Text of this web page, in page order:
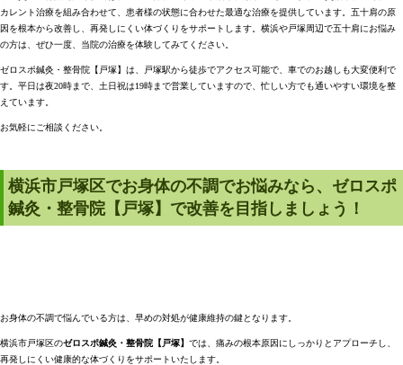
カレント治療を組み合わせて、患者様の状態に合わせた最適な治療を提供しています。五十肩の原
因を根本から改善し、再発しにくい体づくりをサポートします。横浜や戸塚周辺で五十肩にお悩み
の方は、ぜひ一度、当院の治療を体験してみてください。
ゼロスポ鍼灸・整骨院【戸塚】は、戸塚駅から徒歩でアクセス可能で、車でのお越しも大変便利で
す。平日は夜20時まで、土日祝は19時まで営業していますので、忙しい方でも通いやすい環境を整
えています。
お気軽にご相談ください。
横浜市戸塚区でお身体の不調でお悩みなら、ゼロスポ
鍼灸・整骨院【戸塚】で改善を目指しましょう！
お身体の不調で悩んでいる方は、早めの対処が健康維持の鍵となります。
横浜市戸塚区のゼロスポ鍼灸・整骨院【戸塚】 では、痛みの根本原因にしっかりとアプローチし、
再発しにくい健康的な体づくりをサポートいたします。